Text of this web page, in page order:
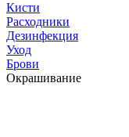
Кисти
Расходники
Дезинфекция
Уход
Брови
Окрашивание